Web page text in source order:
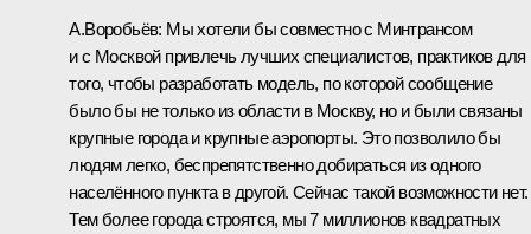
А.Воробьёв: Мы хотели бы совместно с Минтрансом
и с Москвой привлечь лучших специалистов, практиков для
того, чтобы разработать модель, по которой сообщение
было бы не только из области в Москву, но и были связаны
крупные города и крупные аэропорты. Это позволило бы
людям легко, беспрепятственно добираться из одного
населённого пункта в другой. Сейчас такой возможности нет.
Тем более города строятся, мы 7 миллионов квадратных